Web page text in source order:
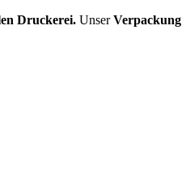
Druckerei. UnserVerpackung